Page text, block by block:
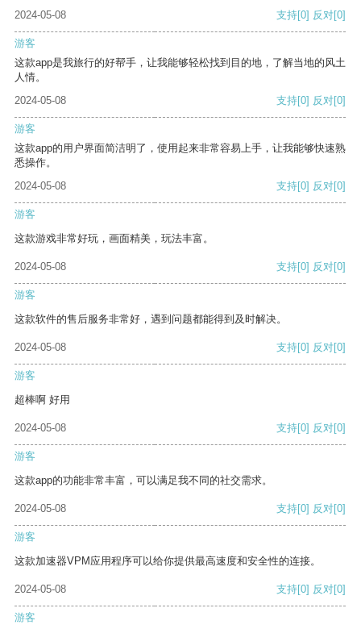
2024-05-08 支持[0] 反对[0]
游客
这款app是我旅行的好帮手，让我能够轻松找到目的地，了解当地的风土
人情。
2024-05-08
支持[0] 反对[0]
游客
这款app的用户界面简洁明了，使用起来非常容易上手，让我能够快速熟
悉操作。
2024-05-08
支持[0] 反对[0]
游客
这款游戏非常好玩，画面精美，玩法丰富。
2024-05-08 支持[0] 反对[0]
游客
这款软件的售后服务非常好，遇到问题都能得到及时解决。
2024-05-08 支持[0] 反对[0]
游客
超棒啊 好用
2024-05-08 支持[0] 反对[0]
游客
这款app的功能非常丰富，可以满足我不同的社交需求。
2024-05-08 支持[0] 反对[0]
游客
这款加速器VPM应用程序可以给你提供最高速度和安全性的连接。
2024-05-08 支持[0] 反对[0]
游客